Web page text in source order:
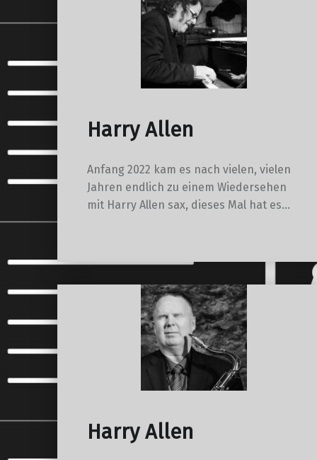
Harry Allen
Anfang 2022 kam es nach vielen, vielen
Jahren endlich zu einem Wiedersehen
mit Harry Allen sax, dieses Mal hat es…
Harry Allen